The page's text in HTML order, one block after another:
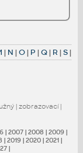
| N |O| P |Q| R |S|
| zobrazovací|
| 2007 | 2008 | 2009 |
| 2019 | 2020 | 2021 |
|